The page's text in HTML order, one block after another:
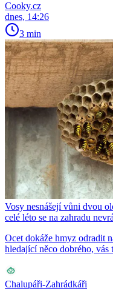
Cooky.cz
dnes, 14:26
3 min
Vosy nesnášejí vůni dvou
celé léto se na zahradu
Ocet dokáže hmyz odradit
hledající něco dobrého, vás
Chalupáři-Zahrádkáři